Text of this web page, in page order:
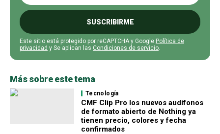
SUSCRIBIRME
Este sitio está protegido por reCAPTCHA y Google Política de
privacidad y Se aplican las Condiciones de servicio.
Más sobre este tema
Tecnología
CMF Clip Pro los nuevos audífonos
de formato abierto de Nothing ya
tienen precio, colores y fecha
confirmados